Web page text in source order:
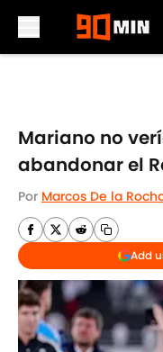
Mariano no
abandonar el
Por Marcos De la
Add